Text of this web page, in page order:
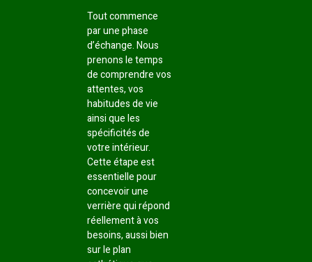
Tout commence
par une phase
d’échange. Nous
prenons le temps
de comprendre vos
attentes, vos
habitudes de vie
ainsi que les
spécificités de
votre intérieur.
Cette étape est
essentielle pour
concevoir une
verrière qui répond
réellement à vos
besoins, aussi bien
sur le plan